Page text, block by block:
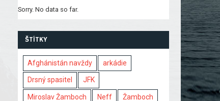
Sorry. No data so far.
ŠTÍTKY
Afghánistán navždy arkádie
Drsný spasitel JFK
Miroslav Žamboch Neff Žamboch